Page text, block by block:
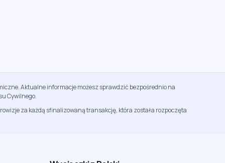
Aktualne informacje możesz sprawdzić bezpośrednio na
Cywilnego.
za każdą sfinalizowaną transakcję, która została rozpoczęta